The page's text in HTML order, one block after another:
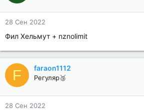
28 Сен 2022
Фил Хельмут + nznolimit
F faraon1112
Регуляр🥉
28 Сен 2022